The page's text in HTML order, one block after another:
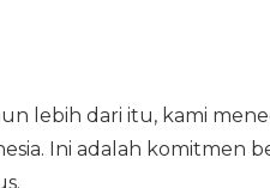
lebih dari itu, kami
Ini adalah komitmen